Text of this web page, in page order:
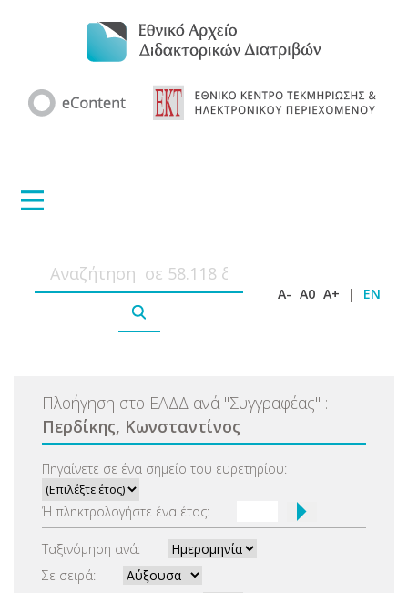
A- A0 A+ | EN
Πλοήγηση στο ΕΑΔΔ ανά "Συγγραφέας" :
Περδίκης, Κωνσταντίνος
Πηγαίνετε σε ένα σημείο του ευρετηρίου:
Ή πληκτρολογήστε ένα έτος:
Ταξινόμηση ανά:
Σε σειρά: